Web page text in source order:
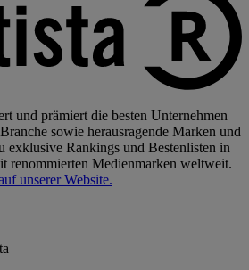
und prämiert die besten Unternehmen
sowie herausragende Marken und
exklusive Rankings und Bestenlisten in
renommierten Medienmarken weltweit.
unserer Website.